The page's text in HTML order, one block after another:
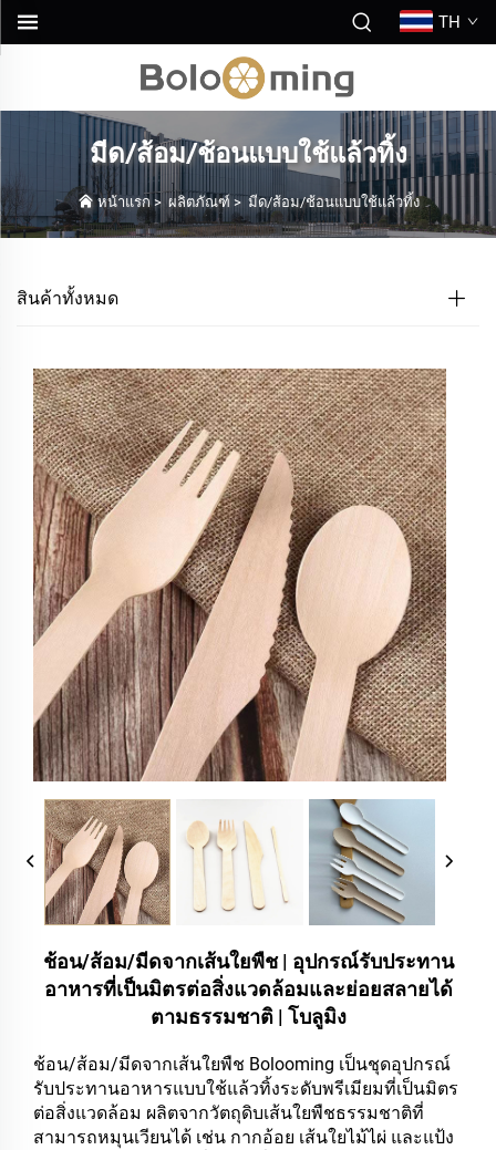
TH
มีด/ส้อม/ช้อนแบบใช้แล้วทิ้ง
หน้าแรก>ผลิตภัณฑ์ > มีด/ส้อม/ช้อนแบบใช้แล้วทิ้ง
สินค้าทั้งหมด
ช้อน/ส้อม/มีดจากเส้นใยพืช | อุปกรณ์รับประทาน
อาหารที่เป็นมิตรต่อสิ่งแวดล้อมและย่อยสลายได้
ตามธรรมชาติ | โบลูมิง
ช้อน/ส้อม/มีดจากเส้นใยพืช Bolooming เป็นชุดอุปกรณ์
รับประทานอาหารแบบใช้แล้วทิ้งระดับพรีเมียมที่เป็นมิตร
ต่อสิ่งแวดล้อม ผลิตจากวัตถุดิบเส้นใยพืชธรรมชาติที่
สามารถหมุนเวียนได้ เช่น กากอ้อย เส้นใยไม้ไผ่ และแป้ง